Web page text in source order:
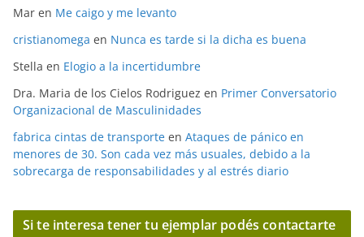
Mar en Me caigo y me levanto
cristianomega en Nunca es tarde si la dicha es buena
Stella en Elogio a la incertidumbre
Dra. Maria de los Cielos Rodriguez en Primer Conversatorio
Organizacional de Masculinidades
fabrica cintas de transporte en Ataques de pánico en
menores de 30. Son cada vez más usuales, debido a la
sobrecarga de responsabilidades y al estrés diario
Si te interesa tener tu ejemplar podés contactarte